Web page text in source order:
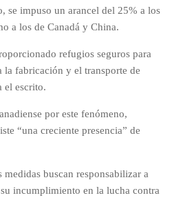
se impuso un arancel del 25% a los
a los de Canadá y China.
refugios seguros para
la fabricación y el transporte de
el escrito.
por este fenómeno,
“una creciente presencia” de
medidas buscan responsabilizar a
incumplimiento en la lucha contra